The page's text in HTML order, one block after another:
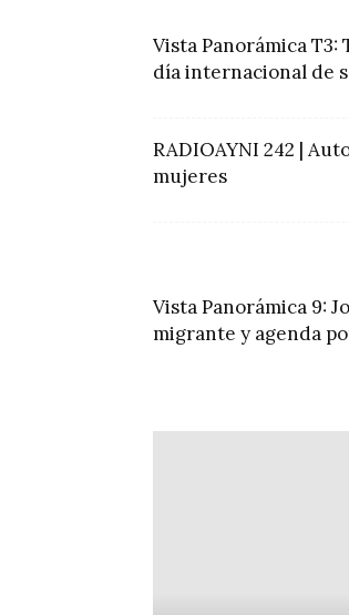
Vista Panorámica T3:
día internacional de
RADIOAYNI 242 |
mujeres
Vista Panorámica 9:
migrante y agenda